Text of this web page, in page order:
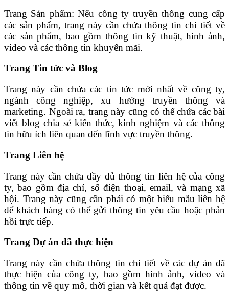
Trang Sản phẩm: Nếu công ty truyền thông cung cấp
các sản phẩm, trang này cần chứa thông tin chi tiết về
các sản phẩm, bao gồm thông tin kỹ thuật, hình ảnh,
video và các thông tin khuyến mãi.
Trang Tin tức và Blog
Trang này cần chứa các tin tức mới nhất về công ty,
ngành công nghiệp, xu hướng truyền thông và
marketing. Ngoài ra, trang này cũng có thể chứa các bài
viết blog chia sẻ kiến thức, kinh nghiệm và các thông
tin hữu ích liên quan đến lĩnh vực truyền thông.
Trang Liên hệ
Trang này cần chứa đầy đủ thông tin liên hệ của công
ty, bao gồm địa chỉ, số điện thoại, email, và mạng xã
hội. Trang này cũng cần phải có một biểu mẫu liên hệ
để khách hàng có thể gửi thông tin yêu cầu hoặc phản
hồi trực tiếp.
Trang Dự án đã thực hiện
Trang này cần chứa thông tin chi tiết về các dự án đã
thực hiện của công ty, bao gồm hình ảnh, video và
thông tin về quy mô, thời gian và kết quả đạt được.